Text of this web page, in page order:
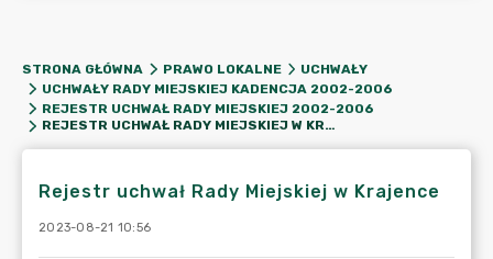
STRONA GŁÓWNA PRAWO LOKALNE
UCHWAŁY
UCHWAŁY RADY MIEJSKIEJ KADENCJA 2002-2006
REJESTR UCHWAŁ RADY MIEJSKIEJ 2002-2006
REJESTR UCHWAŁ RADY MIEJSKIEJ W KRAJENCE
Rejestr uchwał Rady Miejskiej w Krajence
2023-08-21 10:56